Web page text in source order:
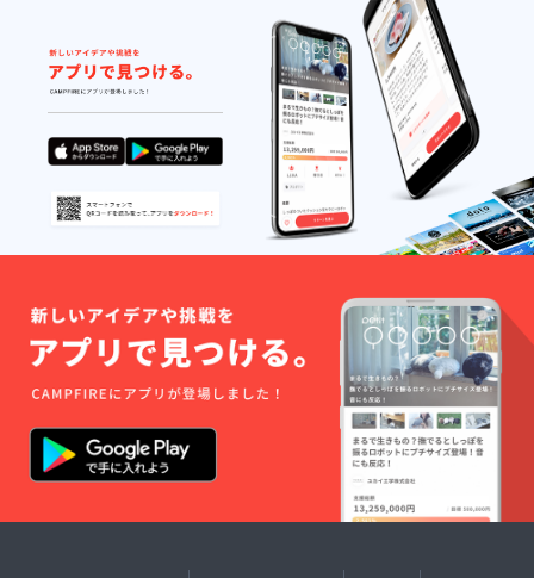
す。
組む誰
かの力
になり
ます。
※支援
時、備
考欄に
『お名
前 or
ニック
ネー
ム』を
ご記入
くださ
記入さ
れない
方はID
番号の
み表示
されま
す。
いをお
寄せい
ただけ
ます。
ぜひ、
あなた
のお名
前や言
葉で、
支援の
お気持
ちをア
ピール
してく
い！
きっ
と、こ
の問題
に取り
組む誰
かの力
になり
ます。
時、備
考欄に
『お名
ニック